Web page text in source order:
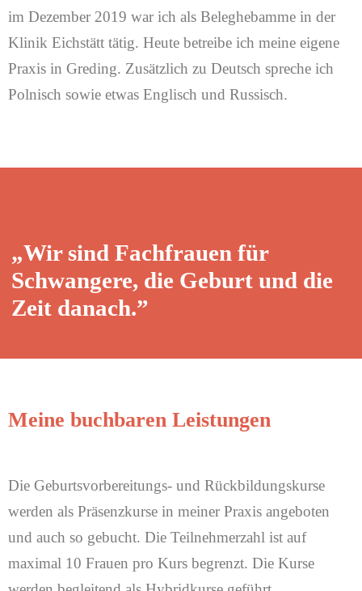
im Dezember 2019 war ich als Beleghebamme in der
Klinik Eichstätt tätig. Heute betreibe ich meine eigene
Praxis in Greding. Zusätzlich zu Deutsch spreche ich
Polnisch sowie etwas Englisch und Russisch.
„Wir sind Fachfrauen für
Schwangere, die Geburt und die
Zeit danach.”
Meine buchbaren Leistungen
Die Geburtsvorbereitungs- und Rückbildungskurse
werden als Präsenzkurse in meiner Praxis angeboten
und auch so gebucht. Die Teilnehmerzahl ist auf
maximal 10 Frauen pro Kurs begrenzt. Die Kurse